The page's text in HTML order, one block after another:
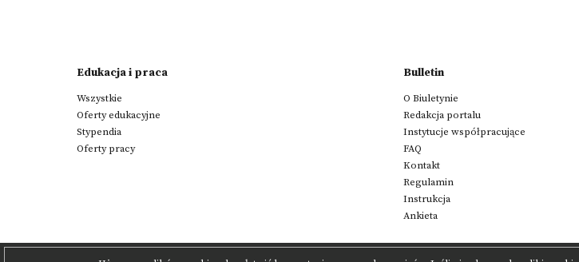
Edukacja i praca
Wszystkie
Oferty edukacyjne
Stypendia
Oferty pracy
Bulletin
O Biuletynie
Redakcja portalu
Instytucje współpracujące
FAQ
Kontakt
Regulamin
Instrukcja
Ankieta